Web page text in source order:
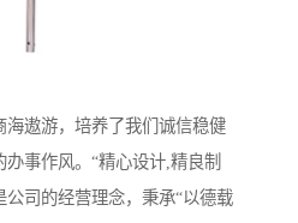
遨游，培养了我们诚信稳健
事作风。“精心设计,精良制
公司的经营理念，秉承“以德载